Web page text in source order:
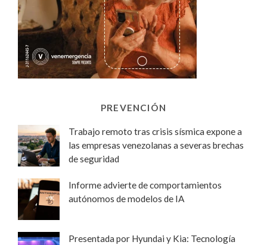
PREVENCIÓN
Trabajo remoto tras crisis sísmica expone a
las empresas venezolanas a severas brechas
de seguridad
Informe advierte de comportamientos
autónomos de modelos de IA
Presentada por Hyundai y Kia: Tecnología